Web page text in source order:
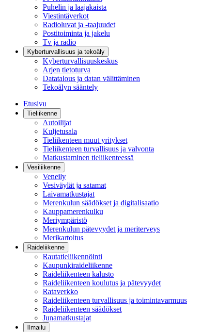
Puhelin ja laajakaista
Viestintäverkot
Radioluvat ja -taajuudet
Postitoiminta ja jakelu
Tv ja radio
Kyberturvallisuus ja tekoäly
Kyberturvallisuuskeskus
Arjen tietoturva
Datatalous ja datan välittäminen
Tekoälyn sääntely
Etusivu
Tieliikenne
Autoilijat
Kuljetusala
Tieliikenteen muut yritykset
Tieliikenteen turvallisuus ja valvonta
Matkustaminen tieliikenteessä
Vesiliikenne
Veneily
Vesiväylät ja satamat
Laivamatkustajat
Merenkulun säädökset ja digitalisaatio
Kauppamerenkulku
Meriympäristö
Merenkulun pätevyydet ja meriterveys
Merikartoitus
Raideliikenne
Rautatieliikennöinti
Kaupunkiraideliikenne
Raideliikenteen kalusto
Raideliikenteen koulutus ja pätevyydet
Rataverkko
Raideliikenteen turvallisuus ja toimintavarmuus
Raideliikenteen säädökset
Junamatkustajat
Ilmailu